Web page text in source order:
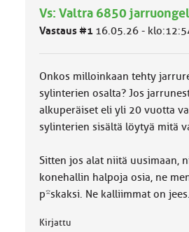
u
o
:
Vs: Valtra 6850
Vastaus #1 16.05.26 -
Onkos milloinkaan tehty
sylinterien osalta? Jos
alkuperäiset eli yli 20 vuotta
sylinterien sisältä löytyä mitä
Sitten jos alat niitä uusimaan,
konehallin halpoja osia, ne
p*skaksi. Ne kalliimmat on jees.
Kirjattu